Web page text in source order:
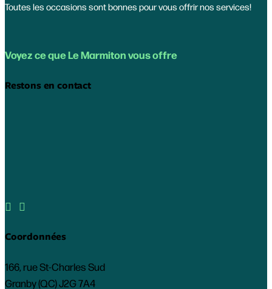
Toutes les occasions sont bonnes pour vous offrir nos services!
Voyez ce que Le Marmiton vous offre
Restons en contact
 
Coordonnées
166, rue St-Charles Sud
Granby (QC) J2G 7A4